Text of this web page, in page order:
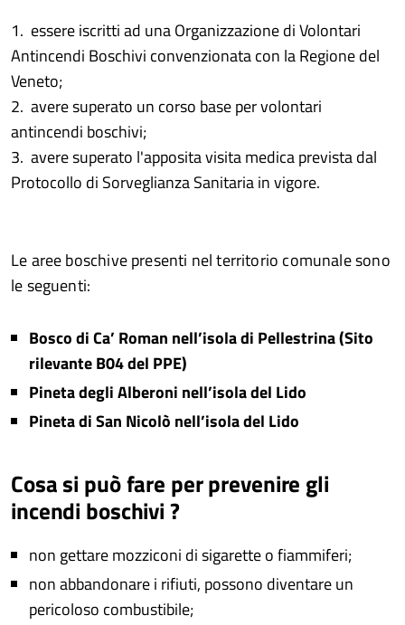
1. essere iscritti ad una Organizzazione di Volontari
Antincendi Boschivi convenzionata con la Regione del
Veneto;
2. avere superato un corso base per volontari
antincendi boschivi;
3. avere superato l'apposita visita medica prevista dal
Protocollo di Sorveglianza Sanitaria in vigore.
Le aree boschive presenti nel territorio comunale sono
le seguenti:
Bosco di Ca’ Roman nell’isola di Pellestrina (Sito
rilevante B04 del PPE)
Pineta degli Alberoni nell’isola del Lido
Pineta di San Nicolò nell’isola del Lido
Cosa si può fare per prevenire gli
incendi boschivi ?
non gettare mozziconi di sigarette o fiammiferi;
non abbandonare i rifiuti, possono diventare un
pericoloso combustibile;